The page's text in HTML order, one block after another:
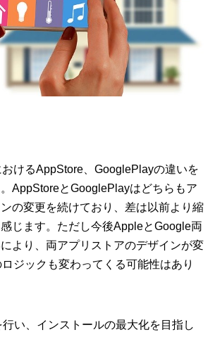
けるAppStore、GooglePlayの違いを
AppStoreとGooglePlayはどちらもア
の変更を続けており、差は以前より縮
じます。ただし今後AppleとGoogle両
より、両アプリストアのデザインが変
ジックも変わってくる可能性はあり
行い、インストールの最大化を目指し